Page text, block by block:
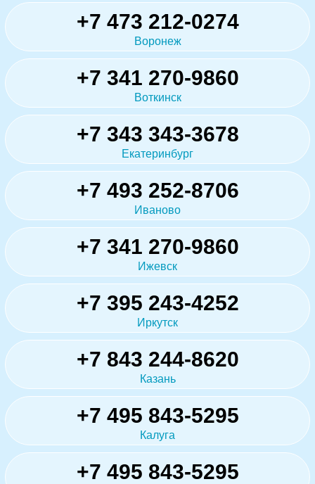
+7 473 212-0274
Воронеж
+7 341 270-9860
Воткинск
+7 343 343-3678
Екатеринбург
+7 493 252-8706
Иваново
+7 341 270-9860
Ижевск
+7 395 243-4252
Иркутск
+7 843 244-8620
Казань
+7 495 843-5295
Калуга
+7 495 843-5295